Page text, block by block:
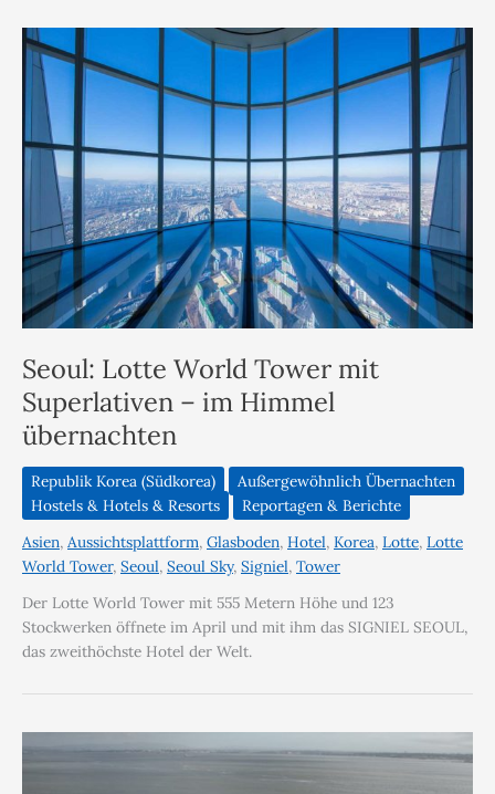
Seoul: Lotte World Tower mit
Superlativen – im Himmel
übernachten
Republik Korea (Südkorea)
Außergewöhnlich Übernachten
Hostels & Hotels & Resorts
Reportagen & Berichte
Asien, Aussichtsplattform, Glasboden, Hotel, Korea, Lotte, Lotte
World Tower, Seoul, Seoul Sky, Signiel, Tower
Der Lotte World Tower mit 555 Metern Höhe und 123
Stockwerken öffnete im April und mit ihm das SIGNIEL SEOUL,
das zweithöchste Hotel der Welt.